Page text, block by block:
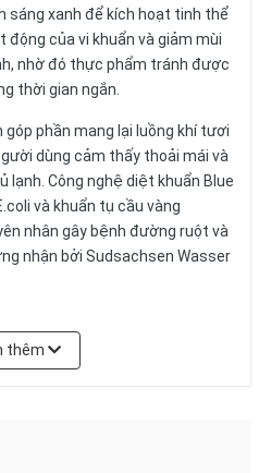
sáng xanh để kích hoạt tinh thể
động của vi khuẩn và giảm mùi
nhờ đó thực phẩm tránh được
thời gian ngắn.
phần mang lại luồng khí tươi
dùng cảm thấy thoải mái và
lạnh. Công nghệ diệt khuẩn Blue
và khuẩn tụ cầu vàng
nhân gây bệnh đường ruột và
nhận bởi Sudsachsen Wasser
thêm